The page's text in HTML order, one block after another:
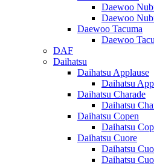
Daewoo
Daewoo
Daewoo Tacuma
Daewoo
DAF
Daihatsu
Daihatsu Applause
Daihatsu
Daihatsu Charade
Daihatsu
Daihatsu Copen
Daihatsu
Daihatsu Cuore
Daihatsu
Daihatsu